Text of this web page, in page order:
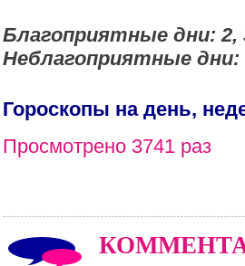
Благоприятные дни: 2,
Неблагоприятные дни:
Гороскопы на день,
Просмотрено 3741 раз